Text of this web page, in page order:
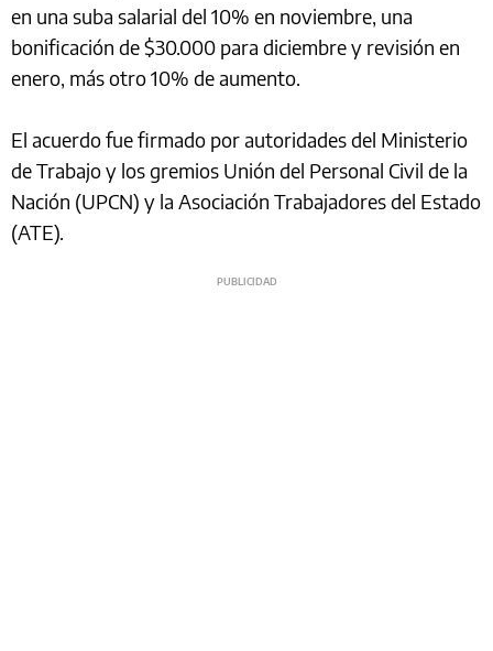
en una suba salarial del 10% en noviembre, una
bonificación de $30.000 para diciembre y revisión en
enero, más otro 10% de aumento.
El acuerdo fue firmado por autoridades del Ministerio
de Trabajo y los gremios Unión del Personal Civil de la
Nación (UPCN) y la Asociación Trabajadores del Estado
(ATE).